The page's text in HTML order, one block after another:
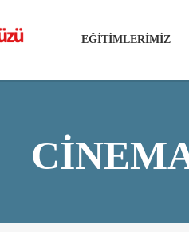
EĞİTİMLERİMİZ